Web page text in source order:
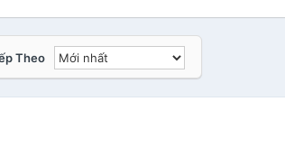
Theo